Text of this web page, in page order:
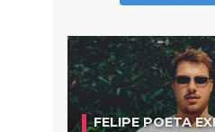
FELIPE POETA